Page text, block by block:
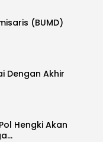
(BUMD)
Dengan Akhir
Hengki Akan